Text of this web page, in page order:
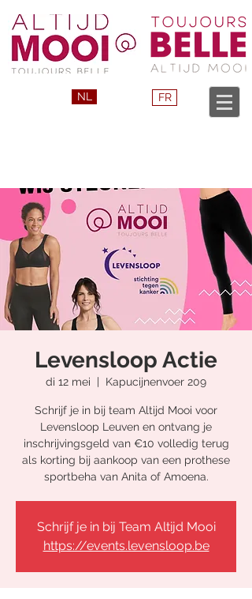
NL FR
Levensloop Actie
di 12 mei
  |
Kapucijnenvoer 209
Schrijf je in bij team Altijd Mooi voor
Levensloop Leuven en ontvang je
inschrijvingsgeld van €10 volledig terug
als korting bij aankoop van een prothese
sportbeha van Anita of Amoena.
Schrijf je in bij Team Altijd Mooi
https://events.levensloop.be